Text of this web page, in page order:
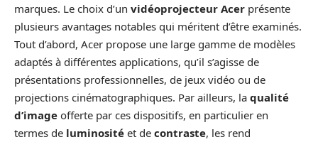
marques. Le choix d’un vidéoprojecteur Acer présente
plusieurs avantages notables qui méritent d’être examinés.
Tout d’abord, Acer propose une large gamme de modèles
adaptés à différentes applications, qu’il s’agisse de
présentations professionnelles, de jeux vidéo ou de
projections cinématographiques. Par ailleurs, la qualité
d’image offerte par ces dispositifs, en particulier en
termes de luminosité et de contraste, les rend